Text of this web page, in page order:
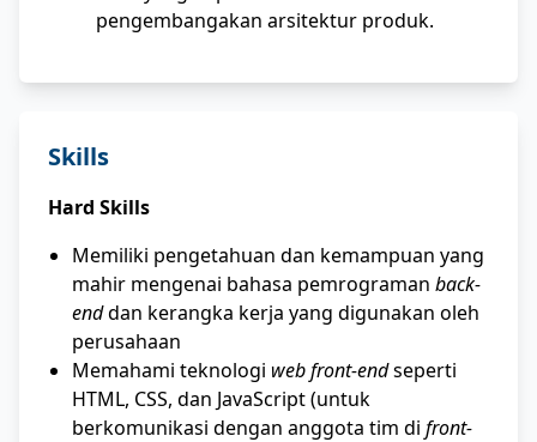
pengembangakan arsitektur produk.
Skills
Hard Skills
Memiliki pengetahuan dan kemampuan yang
mahir mengenai bahasa pemrograman back-
enddan kerangka kerja yang digunakan oleh
perusahaan
Memahami teknologi web front-endseperti
HTML, CSS, dan JavaScript (untuk
berkomunikasi dengan anggota tim di front-